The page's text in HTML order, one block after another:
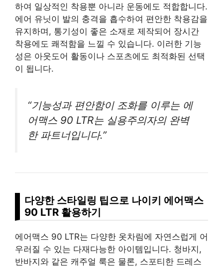
하여 일상적인 착용뿐 아니라 운동에도 적합합니다.
에어 유닛이 발의 충격을 흡수하여 편안한 착용감을
유지하며, 통기성이 좋은 소재로 제작되어 장시간
착용에도 쾌적함을 느낄 수 있습니다. 이러한 기능
성은 아웃도어 활동이나 스포츠에도 최적화된 선택
이 됩니다.
“기능성과 편안함이 조화를 이루는 에
어맥스 90 LTR는 실용주의자의 완벽
한 파트너입니다.”
다양한 스타일링 팁으로 나이키 에어맥스
90 LTR 활용하기
에어맥스 90 LTR는 다양한 옷차림에 자연스럽게 어
우러질 수 있는 다재다능한 아이템입니다. 청바지,
반바지와 같은 캐주얼 룩은 물론, 스포티한 드레스